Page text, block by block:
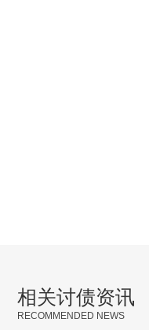
相关讨债资讯
RECOMMENDED NEWS